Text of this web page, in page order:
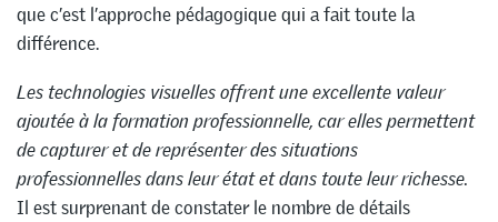
que c’est l’approche pédagogique qui a fait toute la
différence.
Les technologies visuelles offrent une excellente valeur
ajoutée à la formation professionnelle, car elles permettent
de capturer et de représenter des situations
professionnelles dans leur état et dans toute leur richesse.
Il est surprenant de constater le nombre de détails